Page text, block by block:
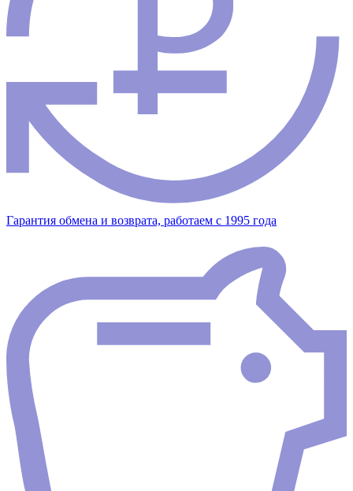
Гарантия обмена и возврата, работаем с 1995 года